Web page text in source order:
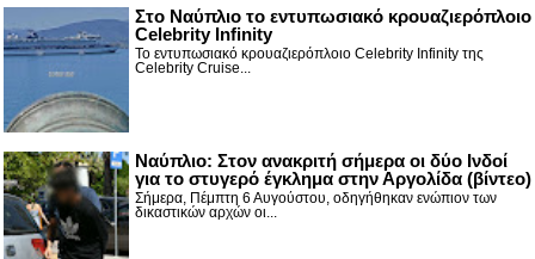
Στο Ναύπλιο το εντυπωσιακό κρουαζιερόπλοιο
Celebrity Infinity
Το εντυπωσιακό κρουαζιερόπλοιο Celebrity Infinity της
Celebrity Cruise...
Nαύπλιο: Στον ανακριτή σήμερα οι δύο Ινδοί
για το στυγερό έγκλημα στην Αργολίδα (βίντεο)
Σήμερα, Πέμπτη 6 Αυγούστου, οδηγήθηκαν ενώπιον των
δικαστικών αρχών οι...